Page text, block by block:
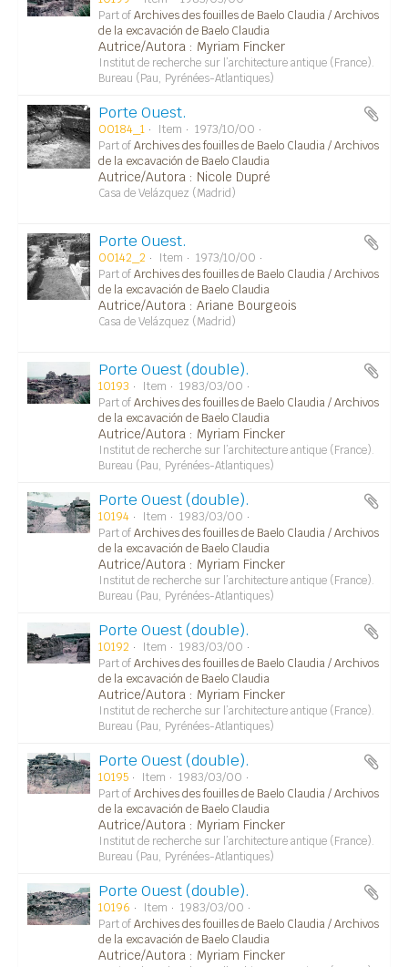
Part ofArchives des fouilles de Baelo Claudia / Archivos
de la excavación de Baelo Claudia
Autrice/Autora : Myriam Fincker
Institut de recherche sur l’architecture antique (France).
Bureau (Pau, Pyrénées-Atlantiques)
Porte Ouest.
00184_1 Item
1973/10/00
Part ofArchives des fouilles de Baelo Claudia / Archivos
de la excavación de Baelo Claudia
Autrice/Autora : Nicole Dupré
Casa de Velázquez (Madrid)
Porte Ouest.
00142_2 Item
1973/10/00
Part ofArchives des fouilles de Baelo Claudia / Archivos
de la excavación de Baelo Claudia
Autrice/Autora : Ariane Bourgeois
Casa de Velázquez (Madrid)
Porte Ouest (double).
10193 Item
1983/03/00
Part ofArchives des fouilles de Baelo Claudia / Archivos
de la excavación de Baelo Claudia
Autrice/Autora : Myriam Fincker
Institut de recherche sur l’architecture antique (France).
Bureau (Pau, Pyrénées-Atlantiques)
Porte Ouest (double).
10194 Item
1983/03/00
Part ofArchives des fouilles de Baelo Claudia / Archivos
de la excavación de Baelo Claudia
Autrice/Autora : Myriam Fincker
Institut de recherche sur l’architecture antique (France).
Bureau (Pau, Pyrénées-Atlantiques)
Porte Ouest (double).
10192 Item
1983/03/00
Part ofArchives des fouilles de Baelo Claudia / Archivos
de la excavación de Baelo Claudia
Autrice/Autora : Myriam Fincker
Institut de recherche sur l’architecture antique (France).
Bureau (Pau, Pyrénées-Atlantiques)
Porte Ouest (double).
10195 Item
1983/03/00
Part ofArchives des fouilles de Baelo Claudia / Archivos
de la excavación de Baelo Claudia
Autrice/Autora : Myriam Fincker
Institut de recherche sur l’architecture antique (France).
Bureau (Pau, Pyrénées-Atlantiques)
Porte Ouest (double).
10196 Item
1983/03/00
Part ofArchives des fouilles de Baelo Claudia / Archivos
de la excavación de Baelo Claudia
Autrice/Autora : Myriam Fincker